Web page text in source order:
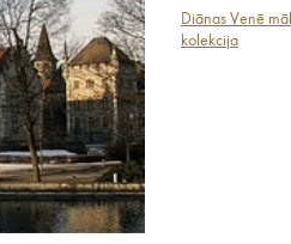
Diānas Venē
kolekcija